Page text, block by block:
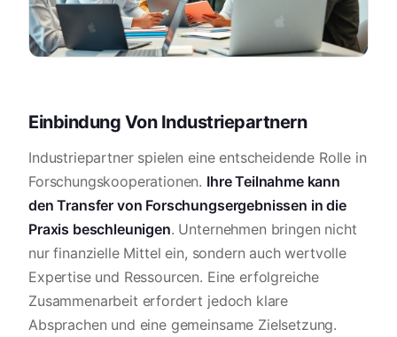
Einbindung Von Industriepartnern
Industriepartner spielen eine entscheidende Rolle in
Forschungskooperationen. Ihre Teilnahme kann
den Transfer von Forschungsergebnissen in die
Praxis beschleunigen. Unternehmen bringen nicht
nur finanzielle Mittel ein, sondern auch wertvolle
Expertise und Ressourcen. Eine erfolgreiche
Zusammenarbeit erfordert jedoch klare
Absprachen und eine gemeinsame Zielsetzung.